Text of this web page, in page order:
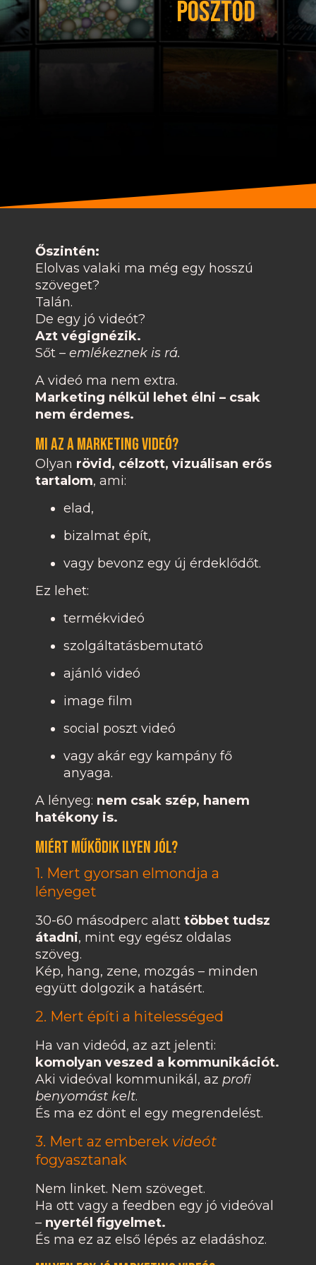
posztod
Őszintén:
Elolvas valaki ma még egy hosszú
szöveget?
Talán.
De egy jó videót?
Azt végignézik.
Sőt – emlékeznek is rá.
A videó ma nem extra.
Marketing nélkül lehet élni – csak
nem érdemes.
Mi az a marketing videó?
Olyan rövid, célzott, vizuálisan erős
tartalom, ami:
elad,
bizalmat épít,
vagy bevonz egy új érdeklődőt.
Ez lehet:
termékvideó
szolgáltatásbemutató
ajánló videó
image film
social poszt videó
vagy akár egy kampány fő
anyaga.
A lényeg: nem csak szép, hanem
hatékony is.
Miért működik ilyen jól?
1. Mert gyorsan elmondja a
lényeget
30-60 másodperc alatt többet tudsz
átadni, mint egy egész oldalas
szöveg.
Kép, hang, zene, mozgás – minden
együtt dolgozik a hatásért.
2. Mert építi a hitelességed
Ha van videód, az azt jelenti:
komolyan veszed a kommunikációt.
Aki videóval kommunikál, az profi
benyomást kelt.
És ma ez dönt el egy megrendelést.
3. Mert az emberek videót
fogyasztanak
Nem linket. Nem szöveget.
Ha ott vagy a feedben egy jó videóval
– nyertél figyelmet.
És ma ez az első lépés az eladáshoz.